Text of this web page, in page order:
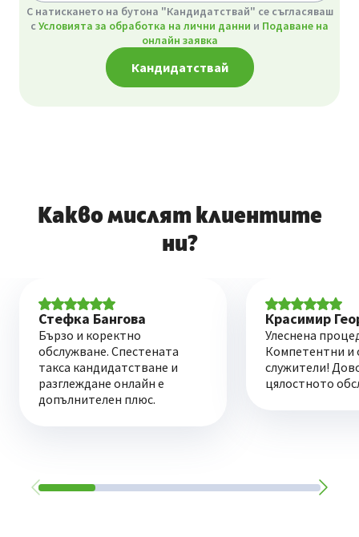
GDPR
С натискането на бутона "Кандидатствай" се съгласяваш
с Условията за обработка на лични данни и Подаване на
онлайн заявка
Кандидатствай
Какво мислят клиентите
ни?
Стефка Бангова
Бързо и коректно
обслужване. Спестената
такса кандидатстване и
разглеждане онлайн е
допълнителен плюс.
Красимир
Улеснена
Компетентни и
служители!
цялостното